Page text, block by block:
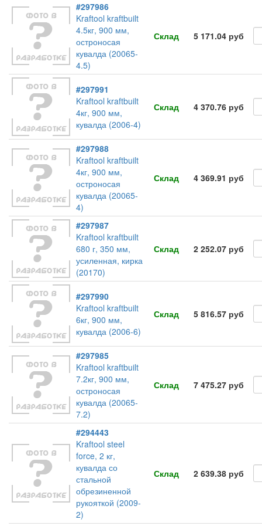
#297986
Kraftool kraftbuilt
4.5кг, 900 мм,
остроносая
кувалда (20065-
4.5)
Склад 5 171.04 руб
#297991
Kraftool kraftbuilt
4кг, 900 мм,
кувалда (2006-4)
Склад 4 370.76 руб
#297988
Kraftool kraftbuilt
4кг, 900 мм,
остроносая
кувалда (20065-
4)
Склад 4 369.91 руб
#297987
Kraftool kraftbuilt
680 г, 350 мм,
усиленная, кирка
(20170)
Склад 2 252.07 руб
#297990
Kraftool kraftbuilt
6кг, 900 мм,
кувалда (2006-6)
Склад 5 816.57 руб
#297985
Kraftool kraftbuilt
7.2кг, 900 мм,
остроносая
кувалда (20065-
7.2)
Склад 7 475.27 руб
#294443
Kraftool steel
force, 2 кг,
кувалда со
стальной
обрезиненной
рукояткой (2009-
2)
Склад 2 639.38 руб